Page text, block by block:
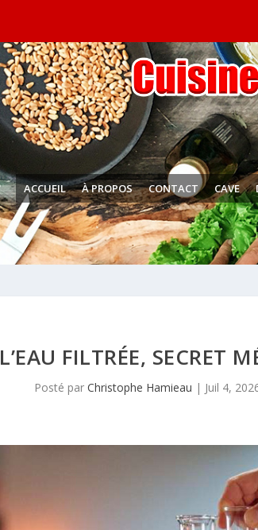
ACCUEIL À PROPOS CONTACT CAVE
L’EAU FILTRÉE, SECRET
Posté parChristophe Hamieau | Juil 4,